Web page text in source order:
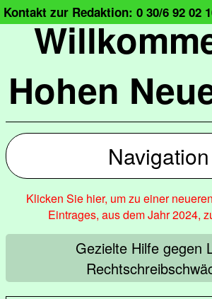
Hohen
Kontakt zur Redaktion: 0 30/6 92 02
Navigation
Klicken Sie hier, um zu einer
Eintrages, aus dem Jahr 2024,
Gezielte Hilfe gegen